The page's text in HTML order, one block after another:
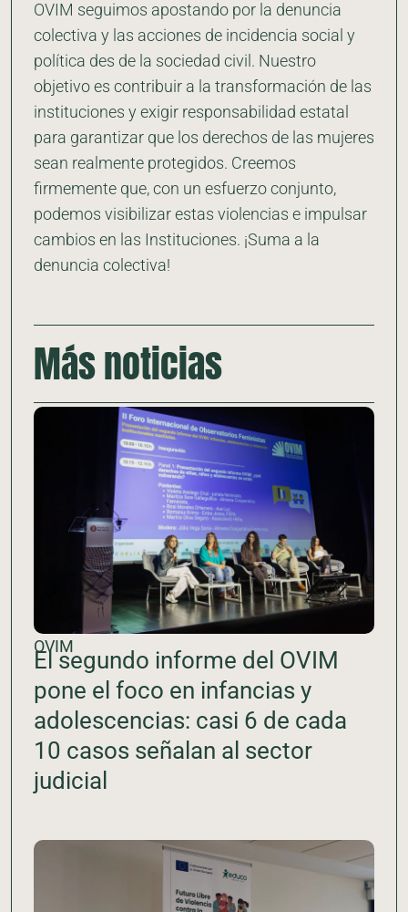
OVIM seguimos apostando por la denuncia
colectiva y las acciones de incidencia social y
política des de la sociedad civil. Nuestro
objetivo es contribuir a la transformación de las
instituciones y exigir responsabilidad estatal
para garantizar que los derechos de las mujeres
sean realmente protegidos. Creemos
firmemente que, con un esfuerzo conjunto,
podemos visibilizar estas violencias e impulsar
cambios en las Instituciones. ¡Suma a la
denuncia colectiva!
Más noticias
OVIM
El segundo informe del OVIM
pone el foco en infancias y
adolescencias: casi 6 de cada
10 casos señalan al sector
judicial